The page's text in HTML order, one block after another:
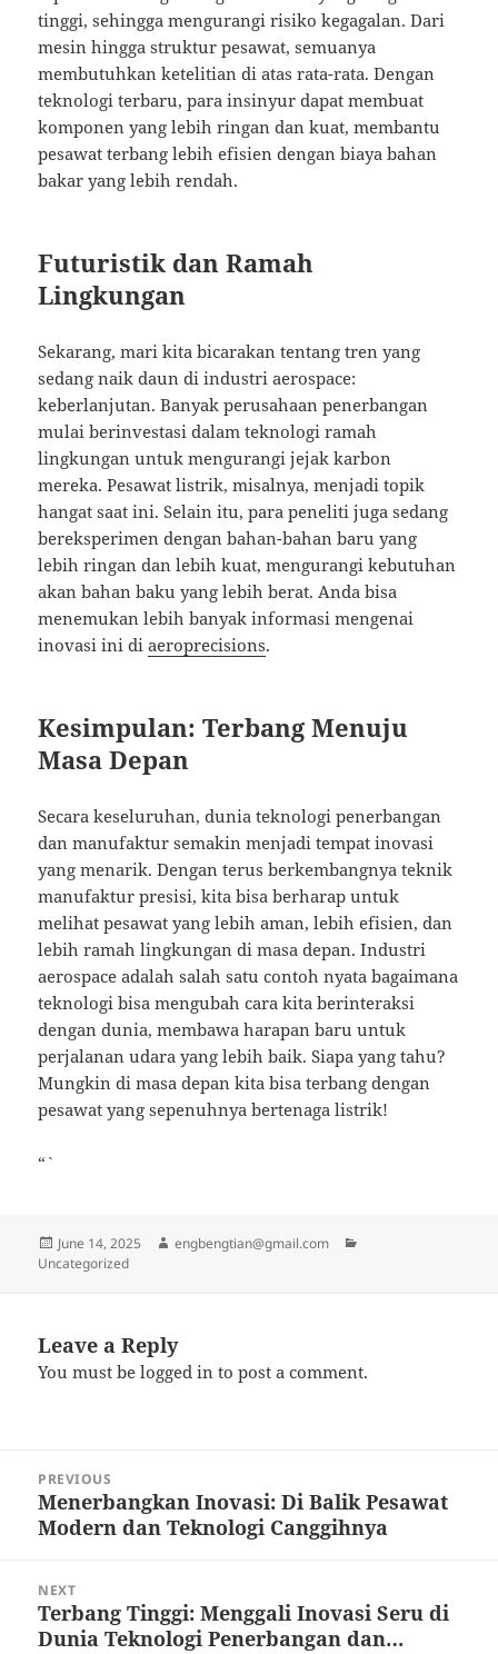
tinggi, sehingga mengurangi risiko kegagalan. Dari
mesin hingga struktur pesawat, semuanya
membutuhkan ketelitian di atas rata-rata. Dengan
teknologi terbaru, para insinyur dapat membuat
komponen yang lebih ringan dan kuat, membantu
pesawat terbang lebih efisien dengan biaya bahan
bakar yang lebih rendah.
Futuristik dan Ramah
Lingkungan
Sekarang, mari kita bicarakan tentang tren yang
sedang naik daun di industri aerospace:
keberlanjutan. Banyak perusahaan penerbangan
mulai berinvestasi dalam teknologi ramah
lingkungan untuk mengurangi jejak karbon
mereka. Pesawat listrik, misalnya, menjadi topik
hangat saat ini. Selain itu, para peneliti juga sedang
bereksperimen dengan bahan-bahan baru yang
lebih ringan dan lebih kuat, mengurangi kebutuhan
akan bahan baku yang lebih berat. Anda bisa
menemukan lebih banyak informasi mengenai
inovasi ini diaeroprecisions.
Kesimpulan: Terbang Menuju
Masa Depan
Secara keseluruhan, dunia teknologi penerbangan
dan manufaktur semakin menjadi tempat inovasi
yang menarik. Dengan terus berkembangnya teknik
manufaktur presisi, kita bisa berharap untuk
melihat pesawat yang lebih aman, lebih efisien, dan
lebih ramah lingkungan di masa depan. Industri
aerospace adalah salah satu contoh nyata bagaimana
teknologi bisa mengubah cara kita berinteraksi
dengan dunia, membawa harapan baru untuk
perjalanan udara yang lebih baik. Siapa yang tahu?
Mungkin di masa depan kita bisa terbang dengan
pesawat yang sepenuhnya bertenaga listrik!
“`
Posted
on
June 14, 2025 Author
engbengtian@gmail.com
Uncategorized
Leave a Reply
You must belogged in to post a comment.
navigation
PREVIOUS
Previous
post:
Menerbangkan Inovasi: Di Balik Pesawat
Modern dan Teknologi Canggihnya
NEXT
Next
post:
Terbang Tinggi: Menggali Inovasi Seru di
Dunia Teknologi Penerbangan dan…